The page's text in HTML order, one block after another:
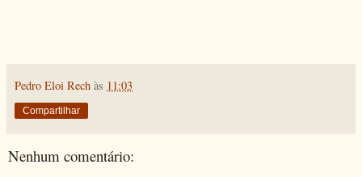
Pedro Eloi Rech às 11:03
Compartilhar
Nenhum comentário: